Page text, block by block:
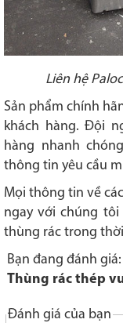
Liên hệ
Sản phẩm chính
khách hàng. Đội
hàng nhanh
thông tin yêu cầu
Mọi thông tin về
ngay với chúng
thùng rác trong
Bạn đang đánh giá:
Thùng rác thép
Đánh giá của bạn